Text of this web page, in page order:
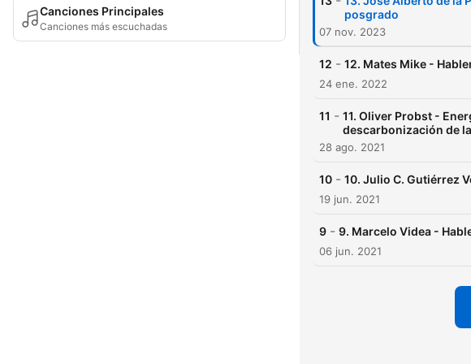
Canciones Principales
Canciones más escuchadas
posgrado
07 nov. 2023
12 - 12. Mates Mike -
24 ene. 2022
11 - 11. Oliver Probst -
descarbonización de
28 ago. 2021
10 - 10. Julio C. Gutiérrez
19 jun. 2021
9 - 9. Marcelo Videa -
06 jun. 2021